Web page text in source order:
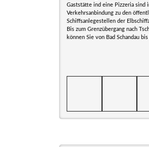
Gaststätte ind eine Pizzeria sind
Verkehrsanbindung zu den
Schiffsanlegestellen der
Bis zum Grenzübergang nach
können Sie von Bad Schandau